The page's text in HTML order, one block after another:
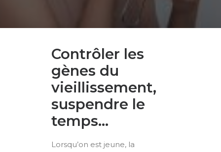
Contrôler les
gènes du
vieillissement,
suspendre le
temps…
Lorsqu’on est jeune, la